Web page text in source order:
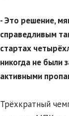
- Это решение,
справедливым
стартах
никогда не были
активными
Трёхкратный